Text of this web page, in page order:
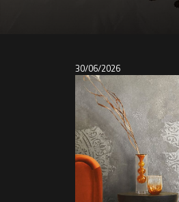
30/06/2026